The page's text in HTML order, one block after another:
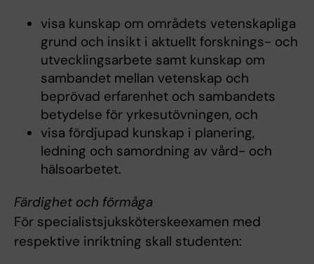
visa kunskap om områdets vetenskapliga
grund och insikt i aktuellt forsknings- och
utvecklingsarbete samt kunskap om
sambandet mellan vetenskap och
beprövad erfarenhet och sambandets
betydelse för yrkesutövningen, och
visa fördjupad kunskap i planering,
ledning och samordning av vård- och
hälsoarbetet.
Färdighet och förmåga
För specialistsjuksköterskeexamen med
respektive inriktning skall studenten: